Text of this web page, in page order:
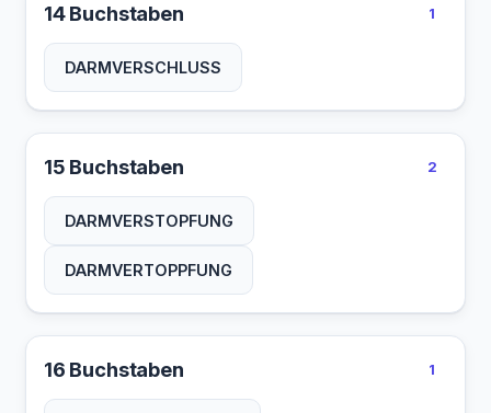
14 Buchstaben 1
DARMVERSCHLUSS
15 Buchstaben 2
DARMVERSTOPFUNG
DARMVERTOPPFUNG
16 Buchstaben 1